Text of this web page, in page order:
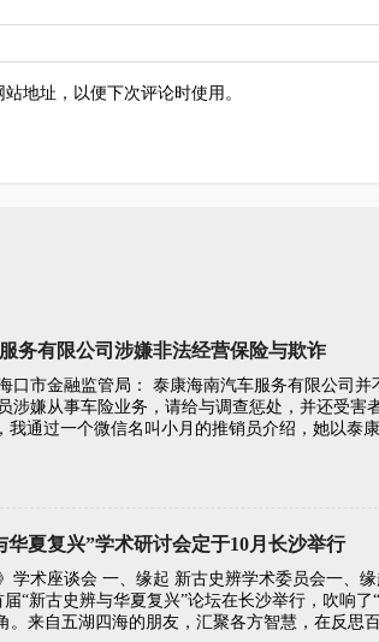
地址，以便下次评论时使用。
务有限公司涉嫌非法经营保险与欺诈
口市金融监管局： 泰康海南汽车服务有限公司并
涉嫌从事车险业务，请给与调查惩处，并还受害
我通过一个微信名叫小月的推销员介绍，她以泰
华夏复兴”学术研讨会定于10月长沙举行
术座谈会 一、缘起 新古史辨学术委员会一、
“新古史辨与华夏复兴”论坛在长沙举行，吹响了
。来自五湖四海的朋友，汇聚各方智慧，在反思